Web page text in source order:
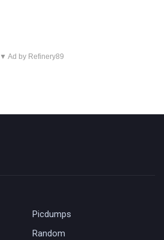
▼ Ad by Refinery89
Picdumps
Random